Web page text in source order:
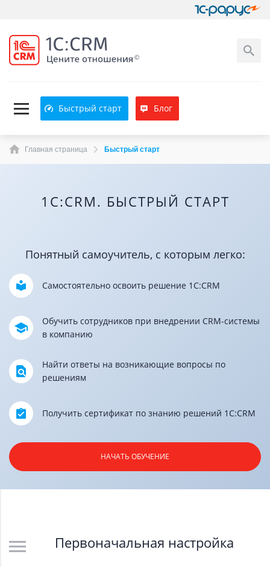
Быстрый старт Блог
Главная страница Быстрый старт
1С:CRM. БЫСТРЫЙ СТАРТ
Понятный самоучитель, с которым легко:
Самостоятельно освоить решение 1С:CRM
Обучить сотрудников при внедрении CRM-системы
в компанию
Найти ответы на возникающие вопросы по
решениям
Получить сертификат по знанию решений 1С:CRM
НАЧАТЬ ОБУЧЕНИЕ
Первоначальная настройка